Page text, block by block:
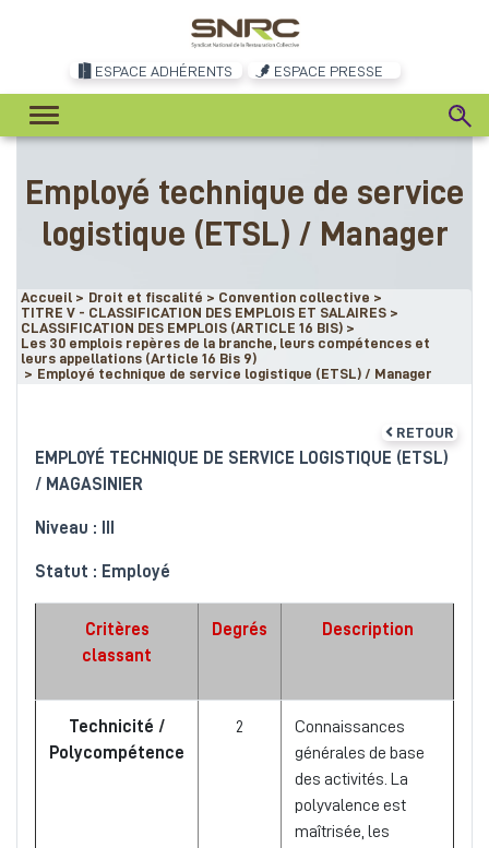
ESPACE ADHÉRENTS ESPACE PRESSE
Employé technique de service
logistique (ETSL) / Manager
Accueil > Droit et fiscalité > Convention collective >
TITRE V - CLASSIFICATION DES EMPLOIS ET SALAIRES >
CLASSIFICATION DES EMPLOIS (ARTICLE 16 BIS) >
Les 30 emplois repères de la branche, leurs compétences et
leurs appellations (Article 16 Bis 9)
> Employé technique de service logistique (ETSL) / Manager
RETOUR
EMPLOYÉ TECHNIQUE DE SERVICE LOGISTIQUE (ETSL)
/ MAGASINIER
Niveau : III
Statut : Employé
Critères
classant
Degrés Description
Technicité /
Polycompétence
2
Connaissances
générales de base
des activités. La
polyvalence est
maîtrisée, les